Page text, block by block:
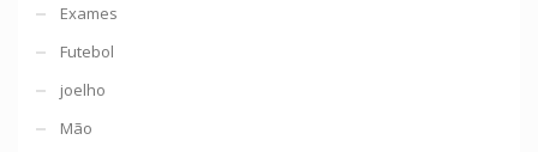
Exames
Futebol
joelho
Mão